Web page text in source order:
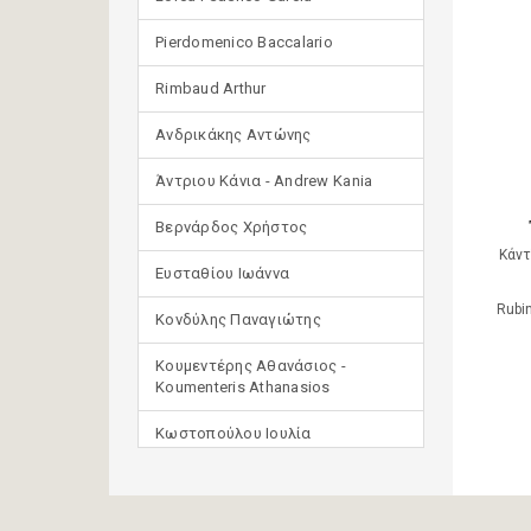
Pierdomenico Baccalario
Rimbaud Arthur
Ανδρικάκης Αντώνης
Άντριου Κάνια - Andrew Kania
Βερνάρδος Χρήστος
Ευσταθίου Ιωάννα
Κονδύλης Παναγιώτης
Κουμεντέρης Αθανάσιος -
Koumenteris Athanasios
Κωστοπούλου Ιουλία
(μετάφραση)